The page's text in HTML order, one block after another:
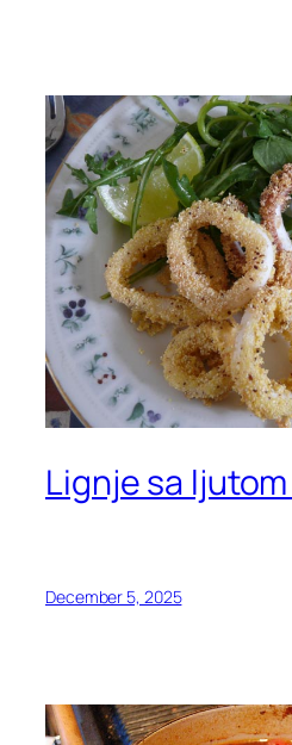
Lignje sa
December 5, 2025